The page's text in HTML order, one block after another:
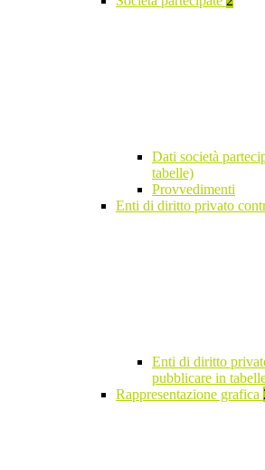
Dati società
tabelle)
Provvedimenti
Enti di diritto privato
Enti di diritto
pubblicare in
Rappresentazione grafica